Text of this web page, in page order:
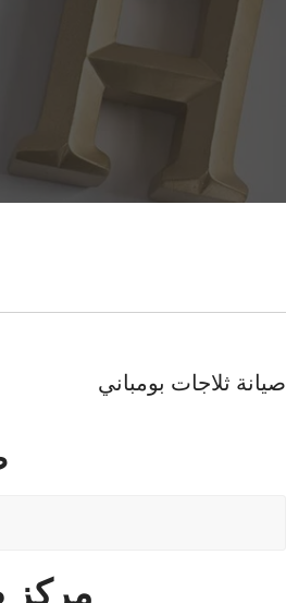
صيانة ثلاجات بومباني
مركز